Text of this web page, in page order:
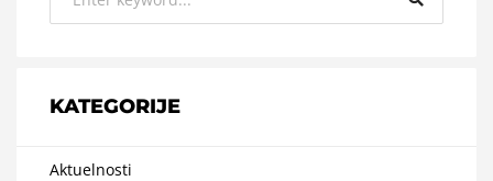
KATEGORIJE
Aktuelnosti